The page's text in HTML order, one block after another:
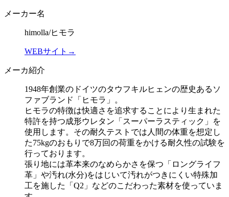
メーカー名
himolla/ヒモラ
WEBサイト→
メーカ紹介
1948年創業のドイツのタウフキルヒェンの歴史あるソ
ファブランド「ヒモラ」。
ヒモラの特徴は快適さを追求することにより生まれた
特許を持つ成形ウレタン「スーパーラスティック」を
使用します。その耐久テストでは人間の体重を想定し
た75kgのおもりで8万回の荷重をかける耐久性の試験を
行っております。
張り地には革本来のなめらかさを保つ「ロングライフ
革」や汚れ(水分)をはじいて汚れがつきにくい特殊加
工を施した「Q2」などのこだわった素材を使っていま